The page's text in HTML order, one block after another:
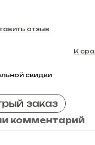
отзыв
К
скидки
заказ
комментарий